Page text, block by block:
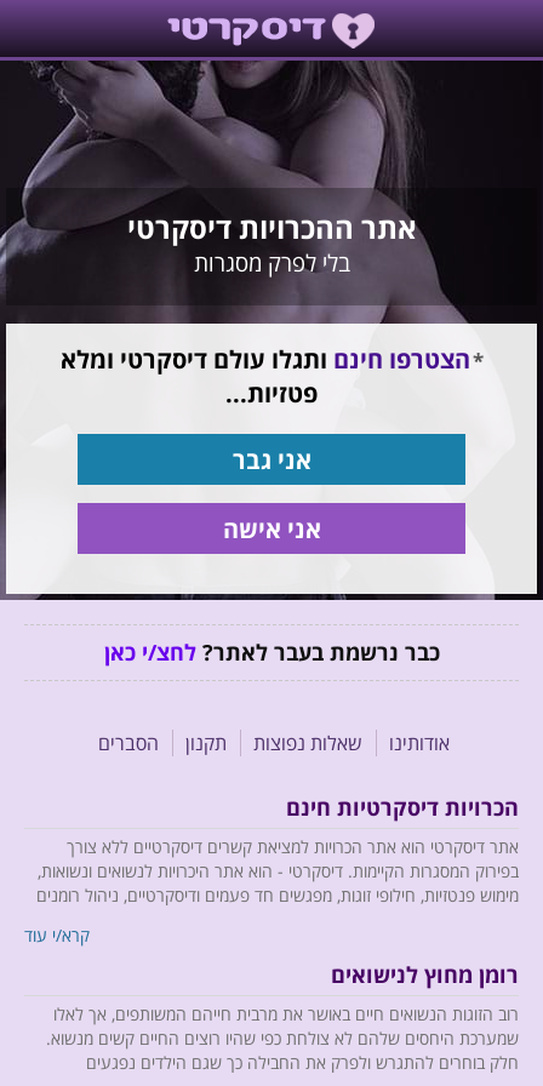
אתר ההכרויות דיסקרטי
בלי לפרק מסגרות
הצטרפו חינם ותגלו עולם דיסקרטי ומלא
פטזיות...
אני גבר
אני אישה
כבר נרשמת בעבר לאתר?לחצ/י כאן
אודותינו שאלות נפוצות תקנון הסברים
הכרויות דיסקרטיות חינם
אתר דיסקרטי הוא אתר הכרויות למציאת קשרים דיסקרטיים ללא צורך
בפירוק המסגרות הקיימות. דיסקרטי - הוא אתר היכרויות לנשואים ונשואות,
מימוש פנטזיות, חילופי זוגות, מפגשים חד פעמים ודיסקרטיים, ניהול רומנים
אנו מביאים לחברי האתר רוח רעננה, כיפית ומהנה, ומשתדלים לחדש
ולהפתיע, כך שב- Descreti לא יהיה רגע אחד משעמם....
קרא/י עוד
רומן מחוץ לנישואים
רוב הזוגות הנשואים חיים באושר את מרבית חייהם המשותפים, אך לאלו
שמערכת היחסים שלהם לא צולחת כפי שהיו רוצים החיים קשים מנשוא.
חלק בוחרים להתגרש ולפרק את החבילה כך שגם הילדים נפגעים